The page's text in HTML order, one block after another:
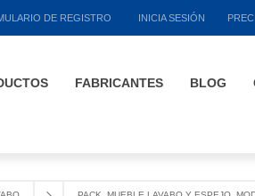
DE REGISTRO INICIA SESIÓN
FABRICANTES BLOG